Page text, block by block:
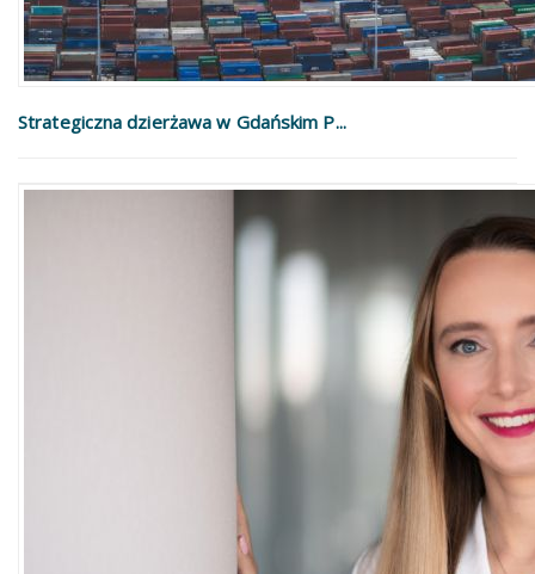
Strategiczna dzierżawa w Gdańskim P...